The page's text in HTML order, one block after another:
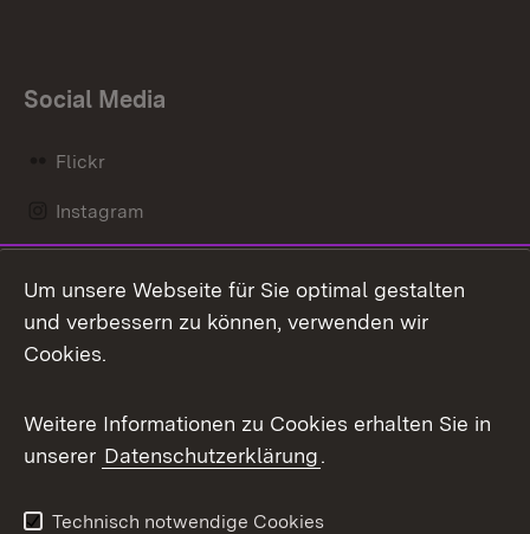
Social Media
Flickr
Instagram
Mastodon
Messenger
Social Wall
X / Twitter
Youtube
Um unsere Webseite für Sie optimal gestalten
und verbessern zu können, verwenden wir
Cookies.
Weitere Informationen zu Cookies erhalten Sie in
unserer Datenschutzerklärung.
Technisch notwendige Cookies